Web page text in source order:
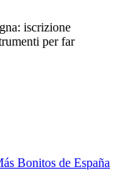
iscrizione
per far
Bonitos de España